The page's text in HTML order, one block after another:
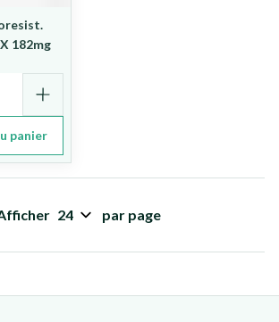
182mg
panier
par page